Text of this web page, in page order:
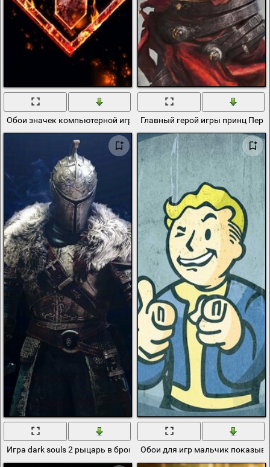
Обои значек компьютерной игры про танкиГлавный герой игры принц
Игра dark souls 2 рыцарь в броне Обои для игр мальчик